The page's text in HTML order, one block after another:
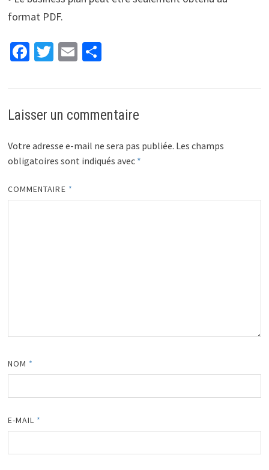
format PDF.
Fa
b
o
k
T
tt
er
E
ai
l
P
ta
ge
Laisser un commentaire
Votre adresse e-mail ne sera pas publiée. Les champs
obligatoires sont indiqués avec *
COMMENTAIRE *
NOM *
E-MAIL *